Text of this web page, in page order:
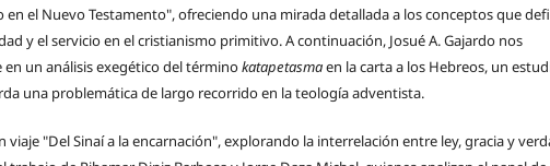
en el Nuevo Testamento", ofreciendo una mirada detallada a los conceptos que
y el servicio en el cristianismo primitivo. A continuación, Josué A. Gajardo nos
en un análisis exegético del términokatapetasmaen la carta a los Hebreos, un
una problemática de largo recorrido en la teología adventista.
"Del Sinaí a la encarnación", explorando la interrelación entre ley, gracia y